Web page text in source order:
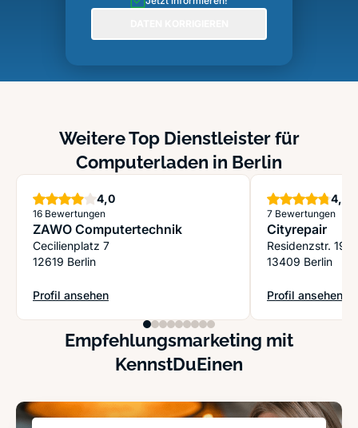
Weitere Top Dienstleister für
Computerladen in Berlin
4,0Sterne
16 Bewertungen
ZAWO Computertechnik
Cecilienplatz 7
12619 Berlin
Profil ansehen
: ZAWO Computertechnik
4,8
7 Bewertungen
Cityrepair
Residenzstr. 19
13409 Berlin
Profil ansehen
: Cityrepair
Empfehlungsmarketing mit
KennstDuEinen